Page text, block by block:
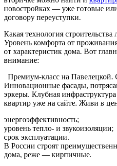
новостройках — уже готовые
договору переуступки.
Какая технология строительства
Уровень комфорта от
от характеристик дома. Вот
внимание:
Премиум-класс на Павелецкой.
Инновационные фасады,
эркеры. Клубная
квартир уже на сайте. Живи в
энергоэффективность;
уровень тепло- и звукоизоляции;
срок эксплуатации.
В России строят
дома, реже — кирпичные.